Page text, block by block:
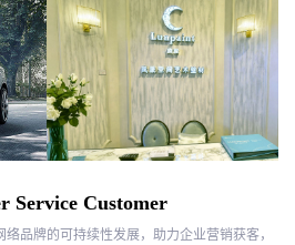
Service Customer
品牌的可持续性发展，助力企业营销获客，